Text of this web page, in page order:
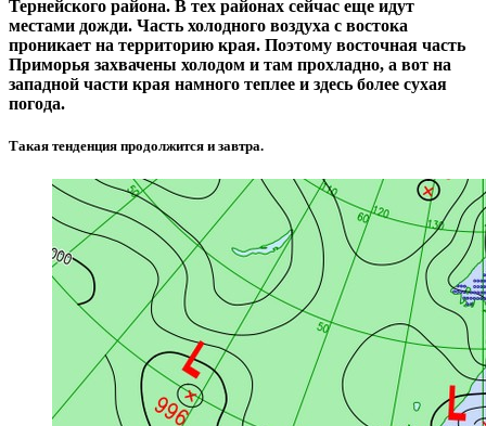
Тернейского района. В тех районах сейчас еще идут
местами дожди. Часть холодного воздуха с востока
проникает на территорию края. Поэтому восточная часть
Приморья захвачены холодом и там прохладно, а вот на
западной части края намного теплее и здесь более сухая
погода.
Такая тенденция продолжится и завтра.